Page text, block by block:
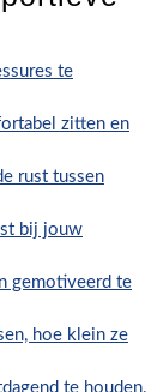
te
zitten en
rust tussen
bij jouw
gemotiveerd te
hoe klein ze
te houden.